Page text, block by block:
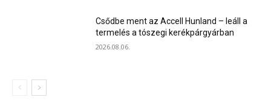
Csődbe ment az Accell Hunland – leáll a
termelés a tószegi kerékpárgyárban
2026.08.06.